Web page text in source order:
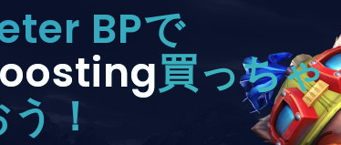
Strike
2
League
Division Boost
Placements
Wins
BPで
買っちゃ
！